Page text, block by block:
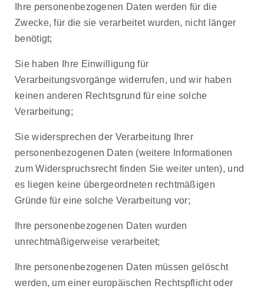
Ihre personenbezogenen Daten werden für die
Zwecke, für die sie verarbeitet wurden, nicht länger
benötigt;
Sie haben Ihre Einwilligung für
Verarbeitungsvorgänge widerrufen, und wir haben
keinen anderen Rechtsgrund für eine solche
Verarbeitung;
Sie widersprechen der Verarbeitung Ihrer
personenbezogenen Daten (weitere Informationen
zum Widerspruchsrecht finden Sie weiter unten), und
es liegen keine übergeordneten rechtmäßigen
Gründe für eine solche Verarbeitung vor;
Ihre personenbezogenen Daten wurden
unrechtmäßigerweise verarbeitet;
Ihre personenbezogenen Daten müssen gelöscht
werden, um einer europäischen Rechtspflicht oder